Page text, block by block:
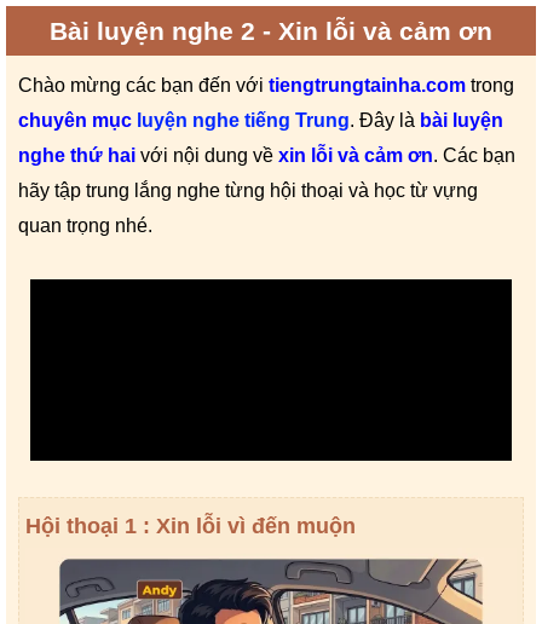
Bài luyện nghe 2 - Xin lỗi và cảm ơn
Chào mừng các bạn đến với tiengtrungtainha.com trong
chuyên mục luyện nghe tiếng Trung. Đây là bài luyện
nghe thứ hai với nội dung về xin lỗi và cảm ơn. Các bạn
hãy tập trung lắng nghe từng hội thoại và học từ vựng
quan trọng nhé.
Hội thoại 1 : Xin lỗi vì đến muộn